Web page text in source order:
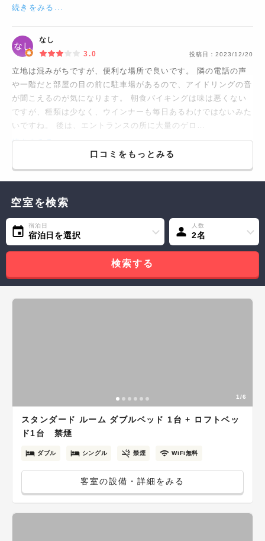
続きをみる...
なし
3.0
投稿日： 2023/12/20
立地は混みがちですが、便利な場所で良いです。 隣の電話の声
や一階だと部屋の目の前に駐車場があるので、アイドリングの音
が聞こえるのが気になります。 朝食バイキングは味は悪くない
ですが、種類は少なく、ウインナーも毎日あるわけではないみた
いですね。 後は、エントランスの所に大量のゲロ…
続きをみる...
口コミをもっとみる
空室を検索
宿泊日
宿泊日を選択
人数
2名
検索する
1/6
スタンダード ルーム ダブルベッド 1台 + ロフトベッ
ド1台 禁煙
ダブル シングル 禁煙 WiFi無料
客室の設備・詳細をみる